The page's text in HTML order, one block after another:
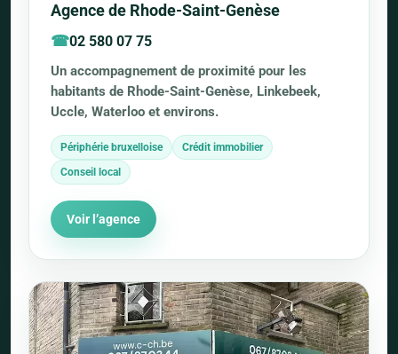
Agence de Rhode-Saint-Genèse
02 580 07 75
Un accompagnement de proximité pour les
habitants de Rhode-Saint-Genèse, Linkebeek,
Uccle, Waterloo et environs.
Périphérie bruxelloise
Crédit immobilier
Conseil local
Voir l’agence